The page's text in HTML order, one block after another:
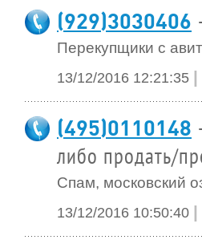
(929)3030406
Перекупщики с
13/12/2016 12:21:35 |
(495)0110148
либо продать/
Спам, московский
13/12/2016 10:50:40 |